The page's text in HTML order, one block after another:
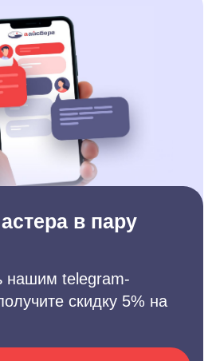
в пару
нашим telegram-
скидку 5% на